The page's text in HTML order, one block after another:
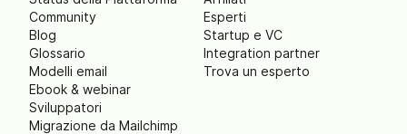
Community
Blog
Glossario
Modelli email
Ebook & webinar
Sviluppatori
Migrazione da Mailchimp
Esperti
Startup e VC
Integration partner
Trova un esperto